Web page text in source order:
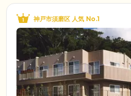
神戸市須磨区 人気 No.1